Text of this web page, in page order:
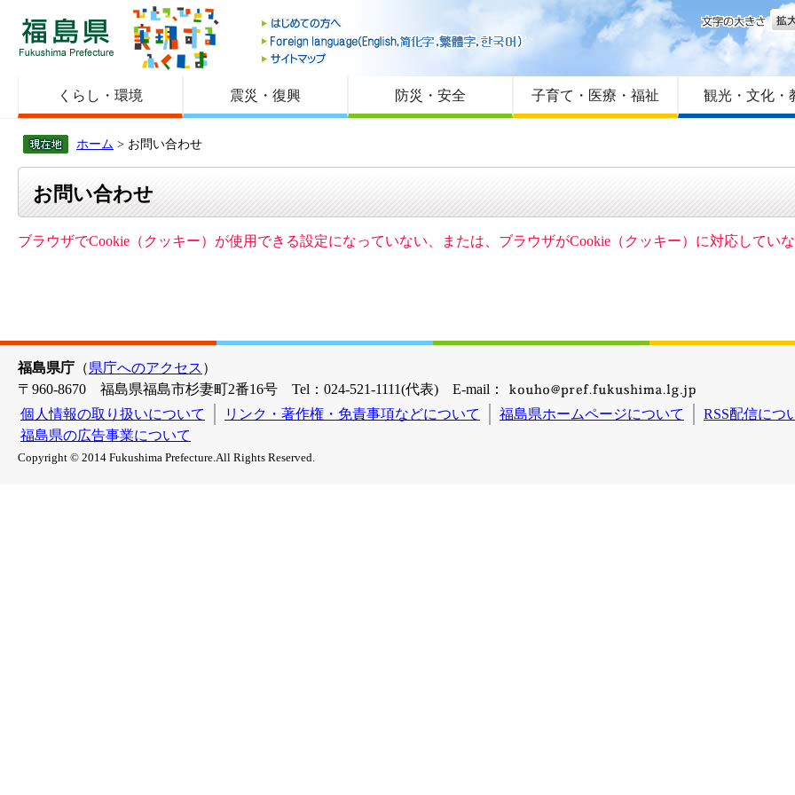
福島県
はじめての方へ
Foreign language
サイトマップ
文字
くらし・環境 震災・復興 防災・安全 子育て・医療・福祉 観光・文化・
ホーム > お問い合わせ
お問い合わせ
ブラウザでCookie（クッキー）が使用できる設定になっていない、または、ブラウザがCookie（クッキー）に対応してい
福島県庁 （県庁へのアクセス ）
〒960-8670 福島県福島市杉妻町2番16号 Tel：024-521-1111(代表) E-mail：
個人情報の取り扱いについて
リンク・著作権・免責事項などについて 福島県ホームページについて
RSS配信につ
福島県の広告事業について
Copyright © 2014 Fukushima Prefecture.All Rights Reserved.